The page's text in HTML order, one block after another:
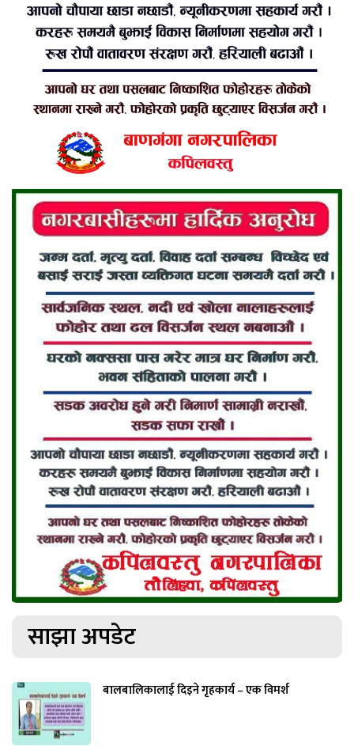
साझा अपडेट
बालबालिकालाई दिइने गृहकार्य – एक विमर्श